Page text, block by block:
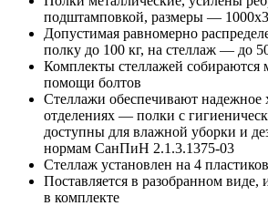
подштамповкой, размеры —
Допустимая равномерно
полку до 100 кг, на стеллаж — до
Комплекты стеллажей собираются
помощи болтов
Стеллажи обеспечивают надежное
отделениях — полки с
доступны для влажной уборки и
нормам СанПиН 2.1.3.1375-03
Стеллаж установлен на 4
Поставляется в разобранном виде,
в комплекте